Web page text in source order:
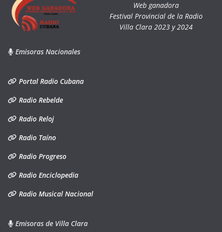
Web ganadora
Festival Provincial de la Radio
Villa Clara 2023 y 2024
Emisoras Nacionales
Portal Radio Cubana
Radio Rebelde
Radio Reloj
Radio Taíno
Radio Progreso
Radio Enciclopedia
Radio Musical Nacional
Emisoras de Villa Clara